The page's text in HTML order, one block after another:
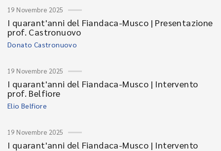
19 Novembre 2025
I quarant'anni del Fiandaca-Musco | Presentazione
prof. Castronuovo
Donato Castronuovo
19 Novembre 2025
I quarant'anni del Fiandaca-Musco | Intervento
prof. Belfiore
Elio Belfiore
19 Novembre 2025
I quarant'anni del Fiandaca-Musco | Intervento